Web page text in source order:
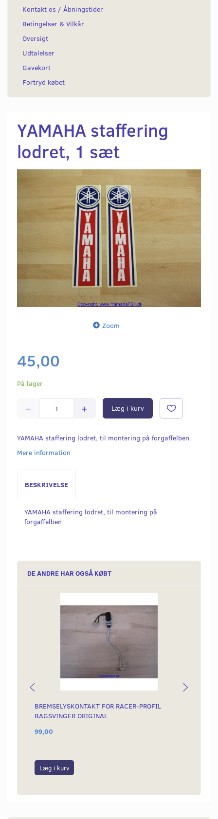
Kontakt os / Åbningstider
Betingelser & Vilkår
Oversigt
Udtalelser
Gavekort
Fortryd købet
YAMAHA staffering
lodret, 1 sæt
Zoom
45,00
På lager
Læg i kurv
YAMAHA staffering lodret, til montering på forgaffelben
Mere information
BESKRIVELSE
YAMAHA staffering lodret, til montering på
forgaffelben
DE ANDRE HAR OGSÅ KØBT
BREMSELYSKONTAKT FOR RACER-PROFIL
BAGSVINGER ORIGINAL
99,00
Læg i kurv